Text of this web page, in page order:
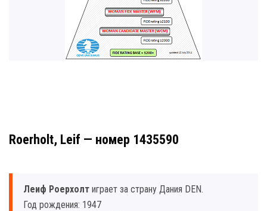
Roerholt, Leif — номер 1435590
Леиф Роерхолт играет за страну Дания DEN.
Год рождения: 1947